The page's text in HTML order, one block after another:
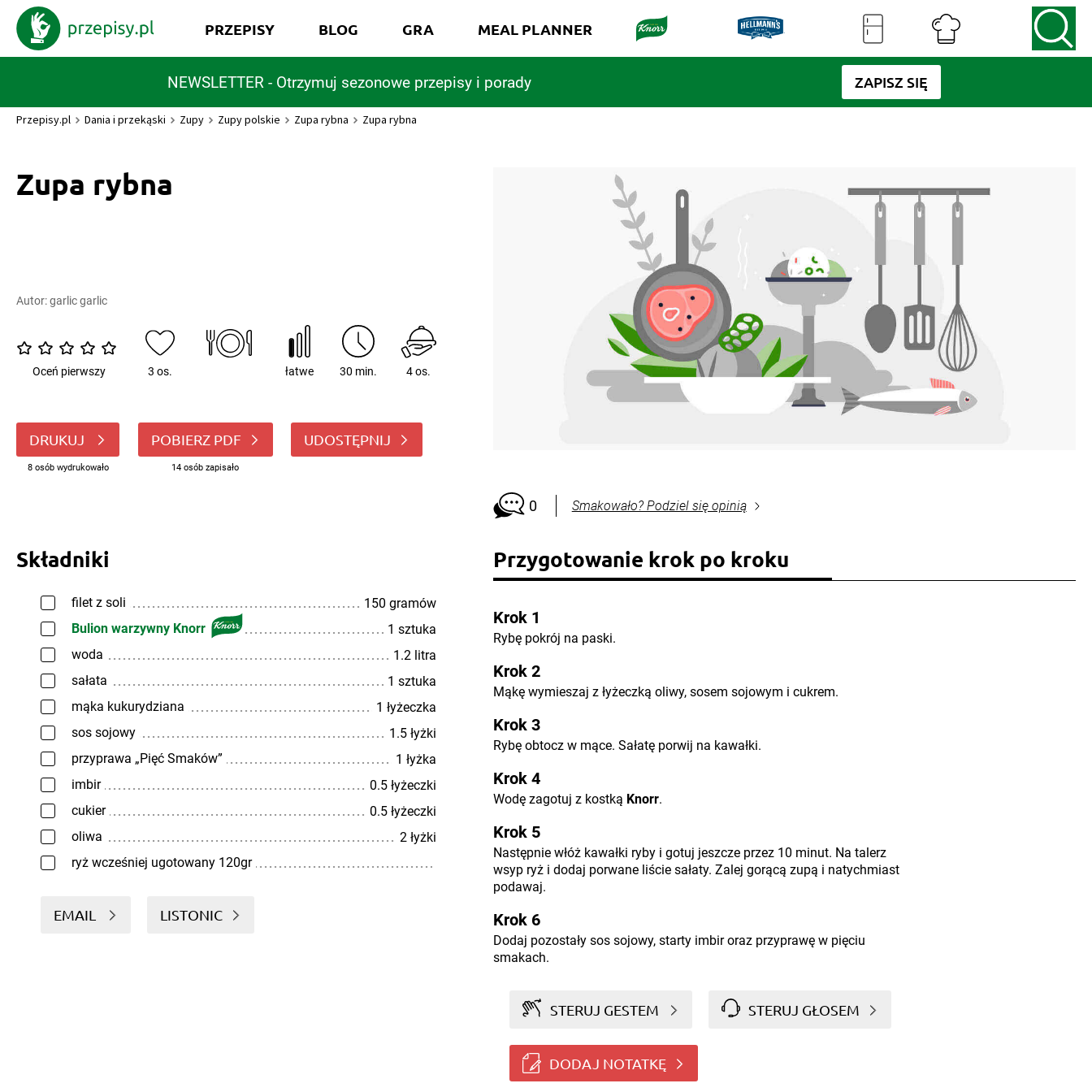
NEWSLETTER - Otrzymuj sezonowe przepisy i porady ZAPISZ SIĘ
PRZEPISY BLOG GRA MEAL PLANNER
Przepisy.pl Dania i przekąski Zupy Zupy polskie Zupa rybna Zupa rybna
Zupa rybna
Autor:garlic garlic
Oceń pierwszy 3 os. łatwe 30 min. 4 os.
DRUKUJ
8 osób wydrukowało
POBIERZ PDF
14 osób zapisało
UDOSTĘPNIJ
0 Smakowało? Podziel się opinią
Składniki
filet z soli
150 gramów
Bulion warzywny Knorr
1 sztuka
woda
1.2 litra
sałata
1 sztuka
mąka kukurydziana
1 łyżeczka
sos sojowy
1.5 łyżki
przyprawa „Pięć Smaków”
1 łyżka
imbir
0.5 łyżeczki
cukier
0.5 łyżeczki
oliwa
2 łyżki
ryż wcześniej ugotowany 120gr
EMAIL LISTONIC
Przygotowanie krok po kroku
Krok 1
Rybę pokrój na paski.
Krok 2
Mąkę wymieszaj z łyżeczką oliwy, sosem sojowym i cukrem.
Krok 3
Rybę obtocz w mące. Sałatę porwij na kawałki.
Krok 4
Wodę zagotuj z kostką Knorr.
Krok 5
Następnie włóż kawałki ryby i gotuj jeszcze przez 10 minut. Na talerz
wsyp ryż i dodaj porwane liście sałaty. Zalej gorącą zupą i natychmiast
podawaj.
Krok 6
Dodaj pozostały sos sojowy, starty imbir oraz przyprawę w pięciu
smakach.
STERUJ GESTEM STERUJ GŁOSEM
DODAJ NOTATKĘ